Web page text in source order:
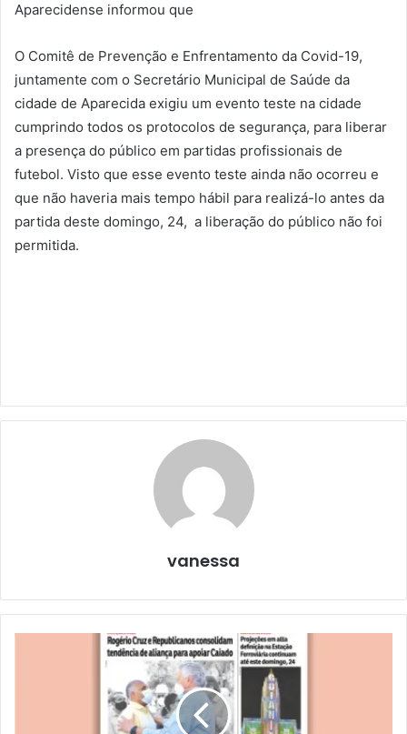
Aparecidense informou que
O Comitê de Prevenção e Enfrentamento da Covid-19,
juntamente com o Secretário Municipal de Saúde da
cidade de Aparecida exigiu um evento teste na cidade
cumprindo todos os protocolos de segurança, para liberar
a presença do público em partidas profissionais de
futebol. Visto que esse evento teste ainda não ocorreu e
que não haveria mais tempo hábil para realizá-lo antes da
partida deste domingo, 24, a liberação do público não foi
permitida.
vanessa